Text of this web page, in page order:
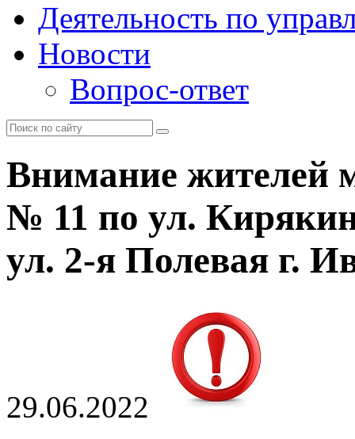
Деятельность по
Новости
Вопрос-ответ
Внимание жителей
№ 11 по ул.
ул. 2-я Полевая г.
29.06.2022